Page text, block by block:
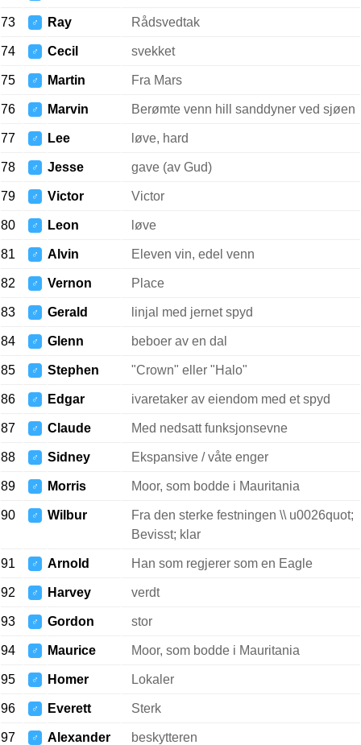
73 ♂ Ray Rådsvedtak
74 ♂ Cecil svekket
75 ♂ Martin Fra Mars
76 ♂ Marvin Berømte venn hill sanddyner ved sjøen
77 ♂ Lee løve, hard
78 ♂ Jesse gave (av Gud)
79 ♂ Victor Victor
80 ♂ Leon løve
81 ♂ Alvin Eleven vin, edel venn
82 ♂ Vernon Place
83 ♂ Gerald linjal med jernet spyd
84 ♂ Glenn beboer av en dal
85 ♂ Stephen "Crown" eller "Halo"
86 ♂ Edgar ivaretaker av eiendom med et spyd
87 ♂ Claude Med nedsatt funksjonsevne
88 ♂ Sidney Ekspansive / våte enger
89 ♂ Morris Moor, som bodde i Mauritania
90 ♂ Wilbur
Fra den sterke festningen \\ u0026quot;
Bevisst; klar
91 ♂ Arnold Han som regjerer som en Eagle
92 ♂ Harvey verdt
93 ♂ Gordon stor
94 ♂ Maurice Moor, som bodde i Mauritania
95 ♂ Homer Lokaler
96 ♂ Everett Sterk
97 ♂ Alexander beskytteren